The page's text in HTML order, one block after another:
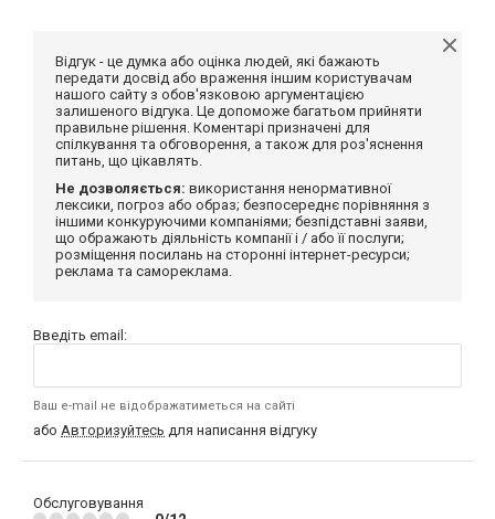
Відгук - це думка або оцінка людей, які бажають
передати досвід або враження іншим користувачам
нашого сайту з обов'язковою аргументацією
залишеного відгука. Це допоможе багатьом прийняти
правильне рішення. Коментарі призначені для
спілкування та обговорення, а також для роз'яснення
питань, що цікавлять.
Не дозволяється: використання ненормативної
лексики, погроз або образ; безпосереднє порівняння з
іншими конкуруючими компаніями; безпідставні заяви,
що ображають діяльність компанії і / або її послуги;
розміщення посилань на сторонні інтернет-ресурси;
реклама та самореклама.
Введіть email:
Ваш e-mail не відображатиметься на сайті
або Авторизуйтесь для написання відгуку
Обслуговування